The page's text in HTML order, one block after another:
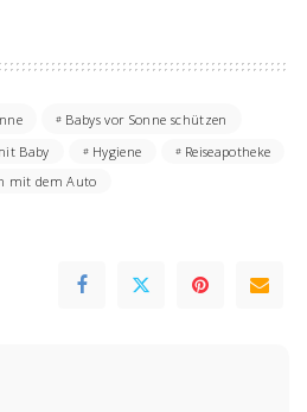
Babys vor Sonne schützen
Baby Hygiene
Reiseapotheke
mit dem Auto